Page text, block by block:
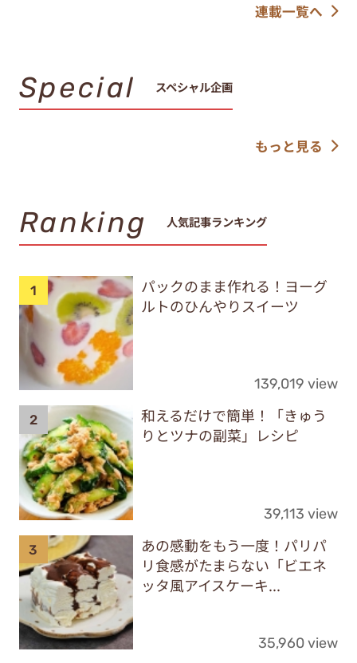
連載一覧へ
Special スペシャル企画
もっと見る
Ranking 人気記事ランキング
パックのまま作れる！ヨーグ
ルトのひんやりスイーツ
139,019 view
和えるだけで簡単！「きゅう
りとツナの副菜」レシピ
39,113 view
あの感動をもう一度！パリパ
リ食感がたまらない「ビエネ
ッタ風アイスケーキ...
35,960 view